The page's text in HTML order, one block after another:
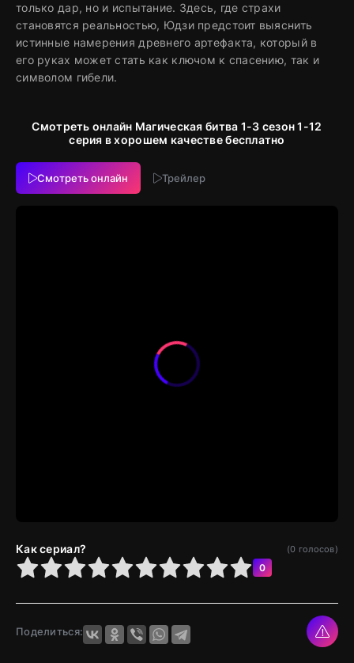
только дар, но и испытание. Здесь, где страхи
становятся реальностью, Юдзи предстоит выяснить
истинные намерения древнего артефакта, который в
его руках может стать как ключом к спасению, так и
символом гибели.
Смотреть онлайн Магическая битва 1-3 сезон 1-12
серия в хорошем качестве бесплатно
Смотреть онлайн Трейлер
Как сериал? (0 голосов)
5 6 7 8 9 10 0
Поделиться: